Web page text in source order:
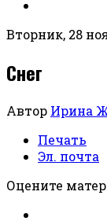
Вторник, 28
Снег
Автор Ирина
Печать
Эл. почта
Оцените